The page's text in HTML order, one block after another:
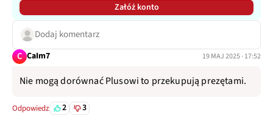
Załóż konto
Dodaj komentarz
C CaIm7 19 MAJ 2025 · 17:52
Nie mogą dorównać Plusowi to przekupują prezętami.
Odpowiedz 2 3